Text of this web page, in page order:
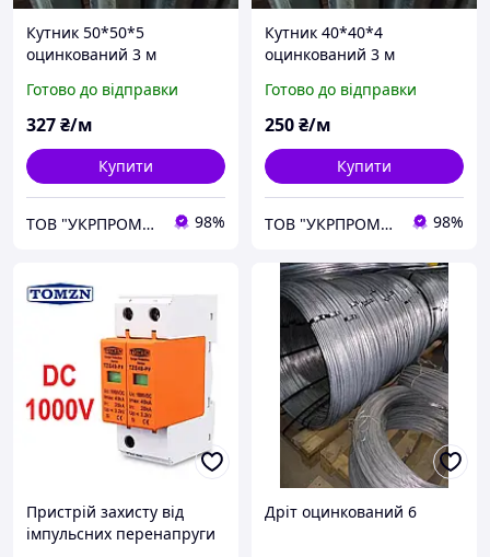
Кутник 50*50*5
оцинкований 3 м
Готово до відправки
327₴/м
Купити
ТОВ "УКРПРОМСТАЛЬ" 98%
Кутник 40*40*4
оцинкований 3 м
Готово до відправки
250₴/м
Купити
ТОВ "УКРПРОМСТАЛЬ" 98%
Пристрій захисту від
імпульсних перенапруги
Дріт оцинкований 6